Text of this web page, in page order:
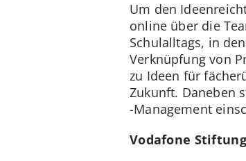
Um den
online über die
Schulalltags, in
Verknüpfung von
zu Ideen für
Zukunft. Daneben
-Management
Vodafone